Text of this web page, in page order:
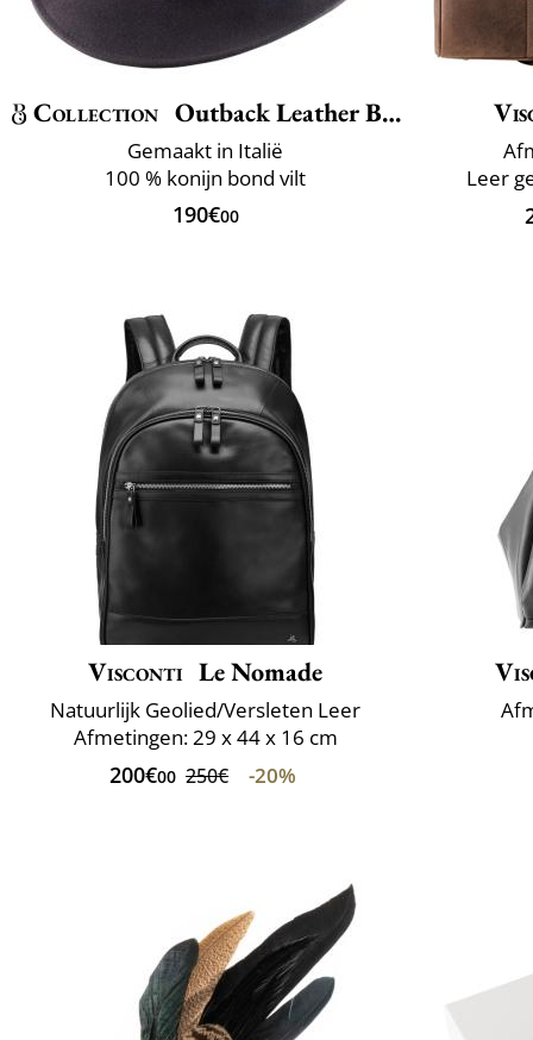
Collection Outback Leather Belt
Gemaakt in Italië
100 % konijn bond vilt
190€00
Leer
Visconti Le Nomade
Natuurlijk Geolied/Versleten Leer
Afmetingen: 29 x 44 x 16 cm
200€00 250€ -20%